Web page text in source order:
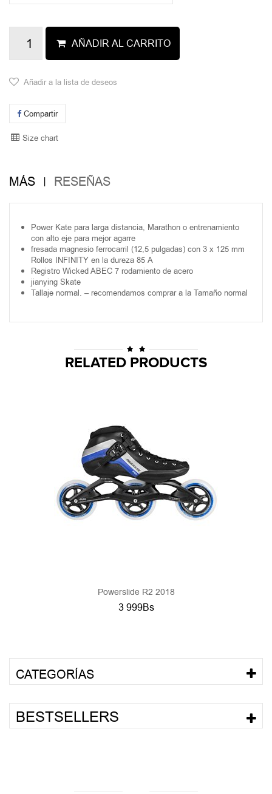
AÑADIR AL CARRITO
Añadir a la lista de deseos
Compartir
Size chart
MÁS RESEÑAS
Power Kate para larga distancia, Marathon o entrenamiento
con alto eje para mejor agarre
fresada magnesio ferrocarril (12,5 pulgadas) con 3 x 125 mm
Rollos INFINITY en la dureza 85 A
Registro Wicked ABEC 7 rodamiento de acero
jianying Skate
Tallaje normal. – recomendamos comprar a la Tamaño normal
RELATED PRODUCTS
Powerslide R2 2018
3 999Bs
CATEGORÍAS
BESTSELLERS